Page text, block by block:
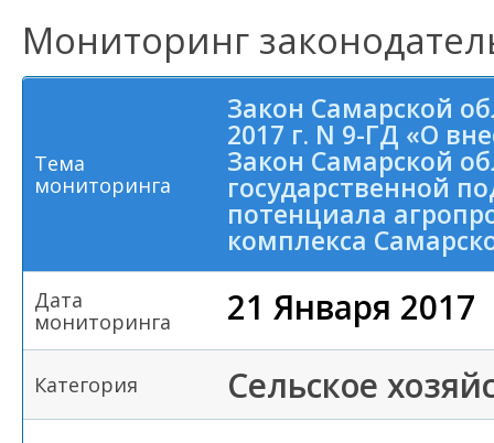
Мониторинг
Тема
мониторинга
Закон Самарской
2017 г. N 9-ГД «О
Закон Самарской
государственной
потенциала
комплекса
Дата
мониторинга
21 Января 2017
Категория Сельское